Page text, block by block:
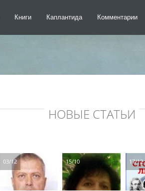
Книги Каплантида Комментарии
НОВЫЕ СТАТЬИ
03/12 15/10 17/12